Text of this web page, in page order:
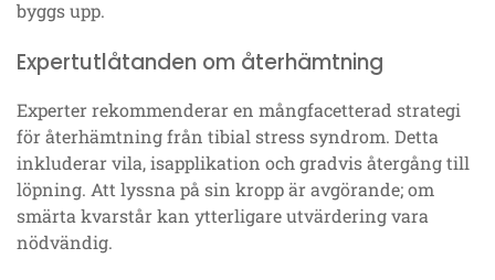
byggs upp.
Expertutlåtanden om återhämtning
Experter rekommenderar en mångfacetterad strategi
för återhämtning från tibial stress syndrom. Detta
inkluderar vila, isapplikation och gradvis återgång till
löpning. Att lyssna på sin kropp är avgörande; om
smärta kvarstår kan ytterligare utvärdering vara
nödvändig.